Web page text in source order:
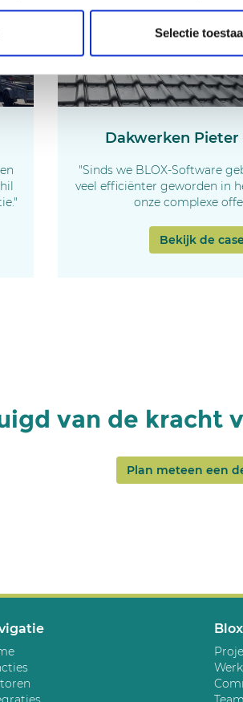
Selectie
Dakwerken Pieter
"Sinds we BLOX-Software
veel efficiënter geworden in
onze complexe
Bekijk de case
van de kracht
Plan meteen een